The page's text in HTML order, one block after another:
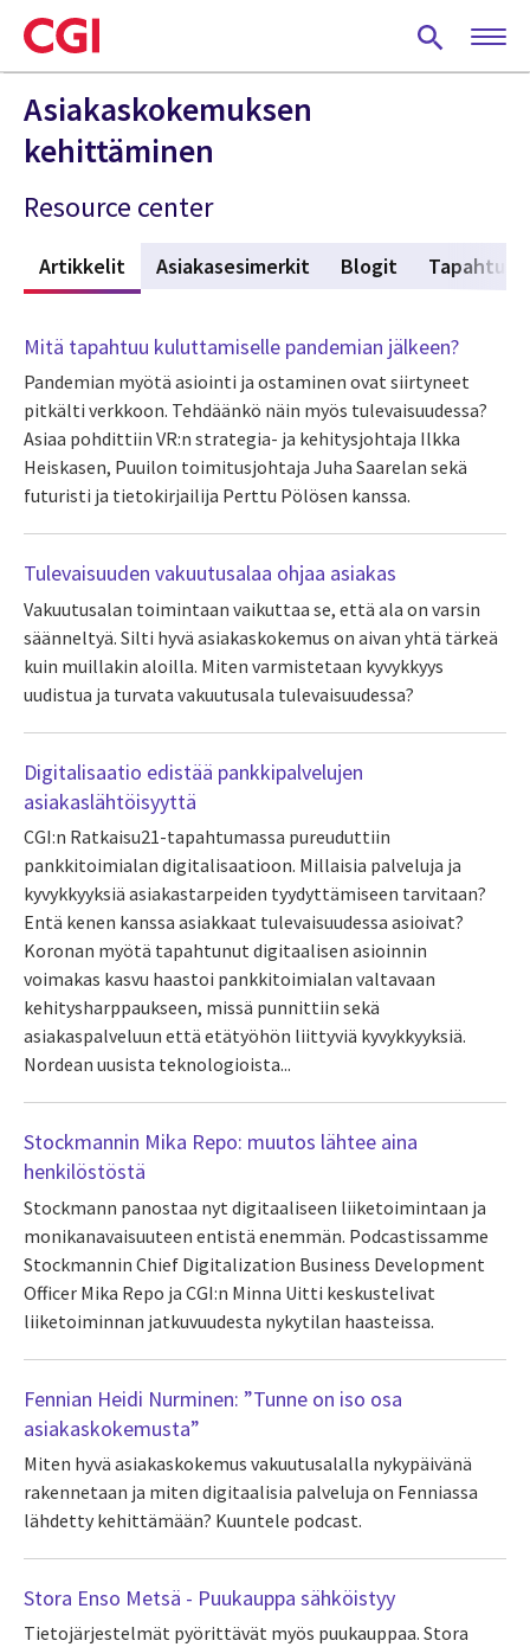
Skip
to
main
content
Asiakaskokemuksen
kehittäminen
Resource center
Artikkelit (active tab)
Asiakasesimerkit Blogit
Mitä tapahtuu kuluttamiselle pandemian jälkeen?
Pandemian myötä asiointi ja ostaminen ovat siirtyneet
pitkälti verkkoon. Tehdäänkö näin myös tulevaisuudessa?
Asiaa pohdittiin VR:n strategia- ja kehitysjohtaja Ilkka
Heiskasen, Puuilon toimitusjohtaja Juha Saarelan sekä
futuristi ja tietokirjailija Perttu Pölösen kanssa.
Tulevaisuuden vakuutusalaa ohjaa asiakas
Vakuutusalan toimintaan vaikuttaa se, että ala on varsin
säänneltyä. Silti hyvä asiakaskokemus on aivan yhtä tärkeä
kuin muillakin aloilla. Miten varmistetaan kyvykkyys
uudistua ja turvata vakuutusala tulevaisuudessa?
Digitalisaatio edistää pankkipalvelujen
asiakaslähtöisyyttä
CGI:n Ratkaisu21-tapahtumassa pureuduttiin
pankkitoimialan digitalisaatioon. Millaisia palveluja ja
kyvykkyyksiä asiakastarpeiden tyydyttämiseen tarvitaan?
Entä kenen kanssa asiakkaat tulevaisuudessa asioivat?
Koronan myötä tapahtunut digitaalisen asioinnin
voimakas kasvu haastoi pankkitoimialan valtavaan
kehitysharppaukseen, missä punnittiin sekä
asiakaspalveluun että etätyöhön liittyviä kyvykkyyksiä.
Nordean uusista teknologioista...
Stockmannin Mika Repo: muutos lähtee aina
henkilöstöstä
Stockmann panostaa nyt digitaaliseen liiketoimintaan ja
monikanavaisuuteen entistä enemmän. Podcastissamme
Stockmannin Chief Digitalization Business Development
Officer Mika Repo ja CGI:n Minna Uitti keskustelivat
liiketoiminnan jatkuvuudesta nykytilan haasteissa.
Fennian Heidi Nurminen: ”Tunne on iso osa
asiakaskokemusta”
Miten hyvä asiakaskokemus vakuutusalalla nykypäivänä
rakennetaan ja miten digitaalisia palveluja on Fenniassa
lähdetty kehittämään? Kuuntele podcast.
Stora Enso Metsä - Puukauppa sähköistyy
Tietojärjestelmät pyörittävät myös puukauppaa. Stora